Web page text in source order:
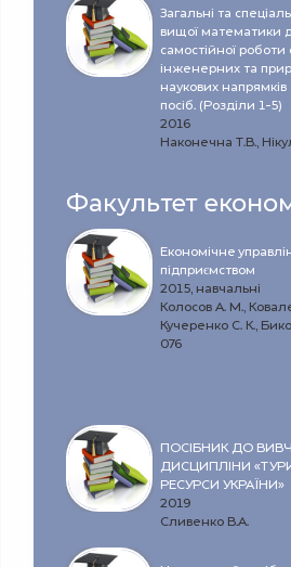
Загальні та
вищої математики
самостійної роботи
інженерних та
наукових напрямків
посіб. (Розділи 1-5)
2016
Наконечна Т.В.,
Факультет
Економічне
підприємством
2015, навчальні
Колосов А. М.,
Кучеренко С. К.,
076
ПОСІБНИК ДО
ДИСЦИПЛІНИ
РЕСУРСИ УКРАЇНИ»
2019
Сливенко В.А.